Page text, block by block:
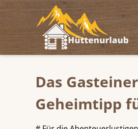
Das
Geheimtipp